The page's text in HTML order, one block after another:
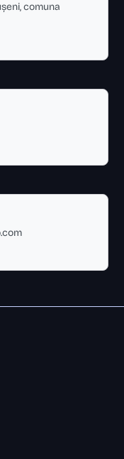
comuna